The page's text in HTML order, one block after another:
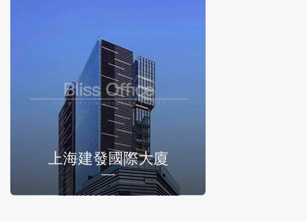
上海建發國際大廈